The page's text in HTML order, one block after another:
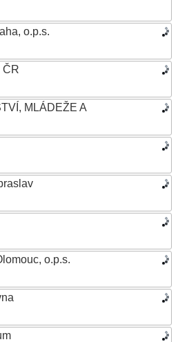
o.p.s.
ČR
MLÁDEŽE A
o.p.s.